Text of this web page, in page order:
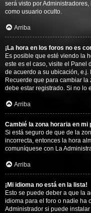
será visto por
como usuario oculto.
Arriba
¡La hora en los foros no es
Es posible que esté viendo la
este es el caso, visite el Panel
de acuerdo a su ubicación, e.j.
Recuerde que para cambiar
debe estar registrado. Si no lo
Arriba
Cambié la zona horaria en
Si está seguro de que de la
incorrecta, entonces la hora
comuníquese con La
Arriba
¡Mi idioma no está en la lista!
Esto se puede deber a que la
idioma para el foro o nadie ha
Administrador si puede